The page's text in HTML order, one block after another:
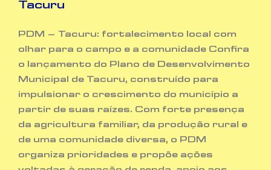
Tacuru
PDM – Tacuru: fortalecimento local com
olhar para o campo e a comunidade Confira
o lançamento do Plano de Desenvolvimento
Municipal de Tacuru, construído para
impulsionar o crescimento do município a
partir de suas raízes. Com forte presença
da agricultura familiar, da produção rural e
de uma comunidade diversa, o PDM
organiza prioridades e propõe ações